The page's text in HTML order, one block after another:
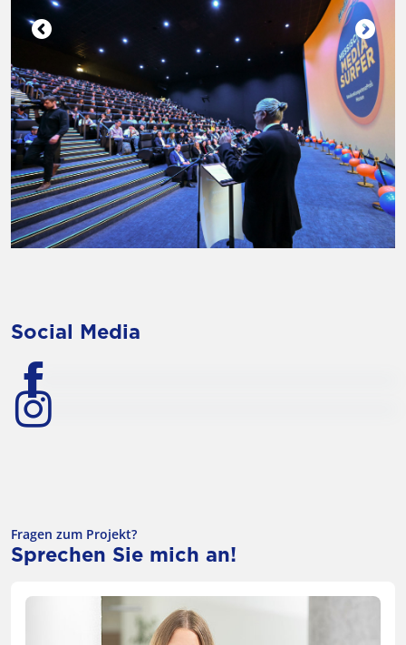
Social Media
Fragen zum Projekt?
Sprechen Sie mich an!